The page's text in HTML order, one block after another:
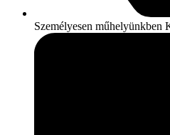
Személyesen műhelyünkben